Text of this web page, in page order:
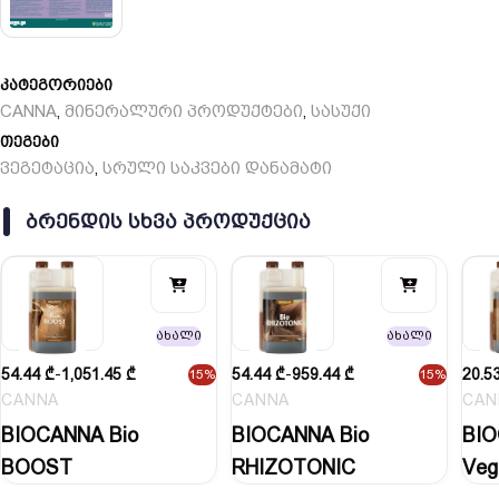
კატეგორიები
CANNA, მინერალური პროდუქტები, სასუქი
თეგები
ვეგეტაცია, სრული საკვები დანამატი
ᲑᲠᲔᲜᲓᲘᲡ ᲡᲮᲕᲐ ᲞᲠᲝᲓᲣᲥᲪᲘᲐ
ახალი
54.44₾-1,051.45 ₾ 15%
CANNA
BIOCANNA Bio
BOOST
ახალი
54.44₾-959.44₾ 15%
CANNA
BIOCANNA Bio
RHIZOTONIC